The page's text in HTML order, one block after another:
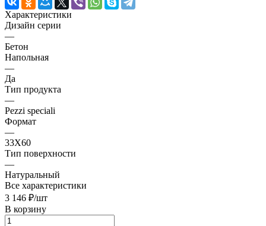
Характеристики
Дизайн серии
—
Бетон
Напольная
—
Да
Тип продукта
—
Pezzi speciali
Формат
—
33X60
Тип поверхности
—
Натуральный
Все характеристики
3 146 ₽/шт
В корзину